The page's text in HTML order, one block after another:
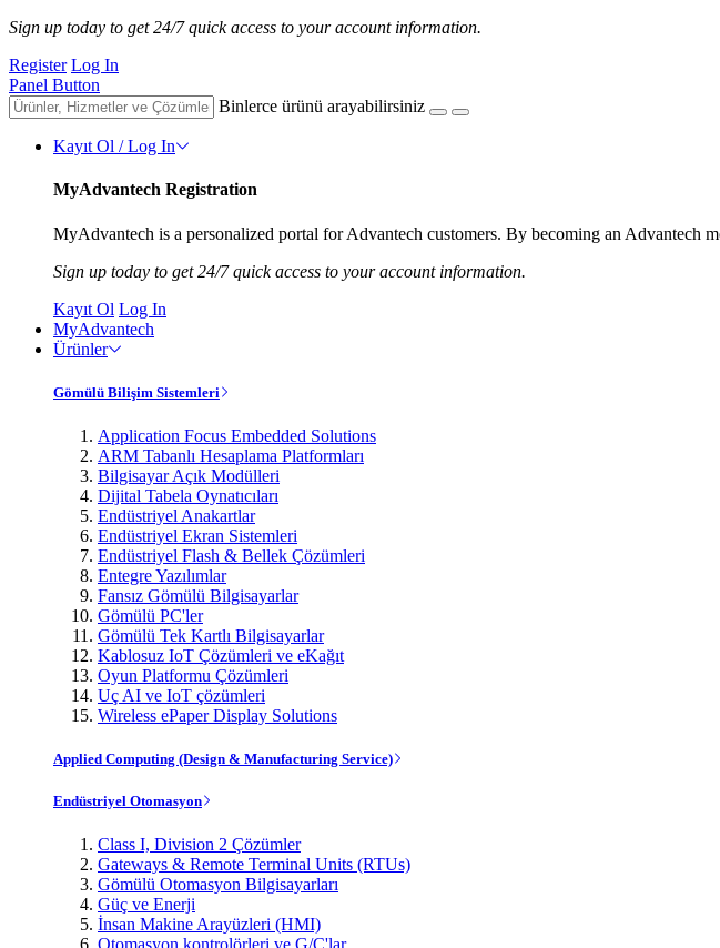
Sign up today to get 24/7 quick access to your account information.
Register Log In
Panel Button
Binlerce ürünü arayabilirsiniz
Kayıt Ol / Log In
MyAdvantech Registration
MyAdvantech is a personalized portal for Advantech customers. By becoming an Advantech
Sign up today to get 24/7 quick access to your account information.
Kayıt Ol Log In
MyAdvantech
Ürünler
Gömülü Bilişim Sistemleri
Application Focus Embedded Solutions
ARM Tabanlı Hesaplama Platformları
Bilgisayar Açık Modülleri
Dijital Tabela Oynatıcıları
Endüstriyel Anakartlar
Endüstriyel Ekran Sistemleri
Endüstriyel Flash & Bellek Çözümleri
Entegre Yazılımlar
Fansız Gömülü Bilgisayarlar
Gömülü PC'ler
Gömülü Tek Kartlı Bilgisayarlar
Kablosuz IoT Çözümleri ve eKağıt
Oyun Platformu Çözümleri
Uç AI ve IoT çözümleri
Wireless ePaper Display Solutions
Applied Computing (Design & Manufacturing Service)
Endüstriyel Otomasyon
Class I, Division 2 Çözümler
Gateways & Remote Terminal Units (RTUs)
Gömülü Otomasyon Bilgisayarları
Güç ve Enerji
İnsan Makine Arayüzleri (HMI)